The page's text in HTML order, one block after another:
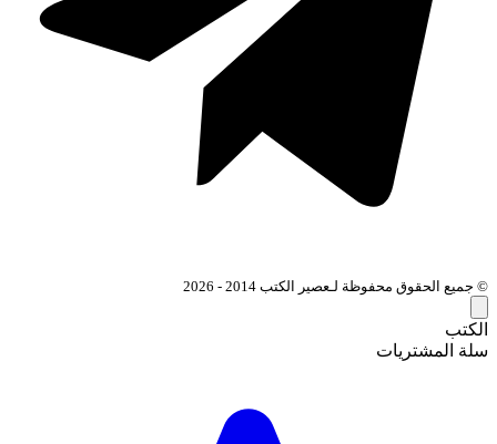
© جميع الحقوق محفوظة لـعصير الكتب 2014 - 2026
الكتب
سلة المشتريات